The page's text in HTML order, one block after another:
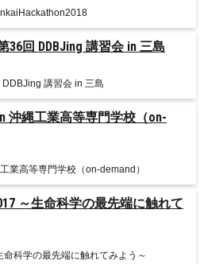
～生命科学の最先端に触れて
科学の最先端に触れてみよう～
沖縄工業高等専門学校（on-
業高等専門学校（on-demand）
36回 DDBJing 講習会 in 三島
講習会 in 三島